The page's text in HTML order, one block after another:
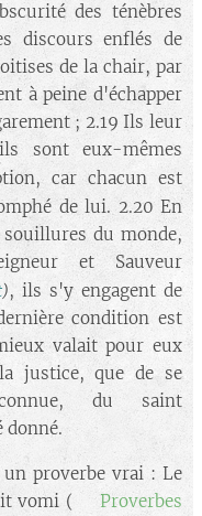
des ténèbres
discours enflés de
de la chair, par
à peine d'échapper
; 2.19 Ils leur
sont eux-mêmes
car chacun est
de lui. 2.20 En
du monde,
et Sauveur
), ils s'y engagent de
condition est
valait pour eux
justice, que de se
du saint
donné.
proverbe vrai : Le
vomi (➡️ Proverbes